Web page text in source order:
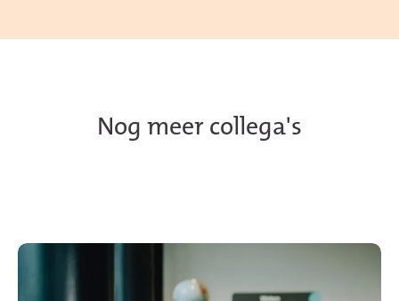
Nog meer collega's